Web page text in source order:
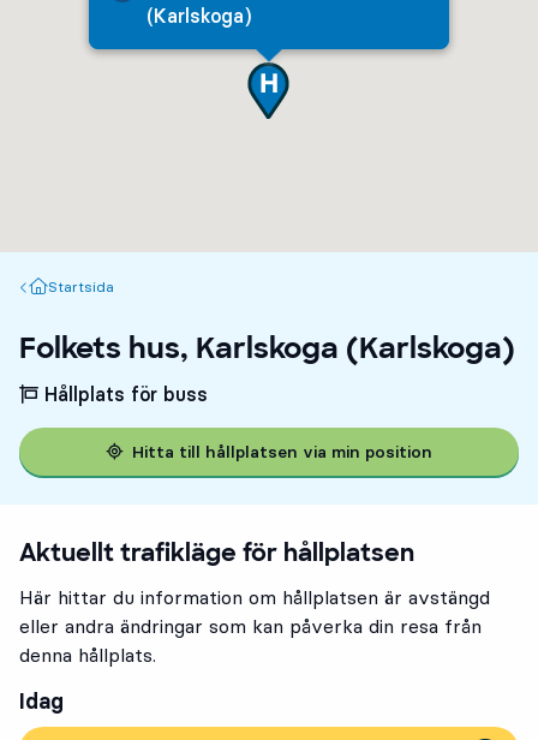
(Karlskoga)
Startsida
Startsida
Folkets hus, Karlskoga (Karlskoga)
Hållplats för buss
Hitta till hållplatsen via min position
Aktuellt trafikläge för hållplatsen
Här hittar du information om hållplatsen är avstängd
eller andra ändringar som kan påverka din resa från
denna hållplats.
Idag